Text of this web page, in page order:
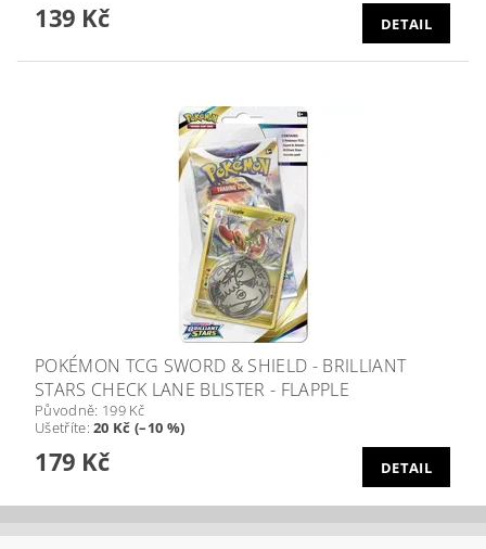
139 Kč DETAIL
POKÉMON TCG SWORD & SHIELD - BRILLIANT
STARS CHECK LANE BLISTER - FLAPPLE
Původně: 199 Kč
Ušetříte:20 Kč (–10 %)
179 Kč DETAIL